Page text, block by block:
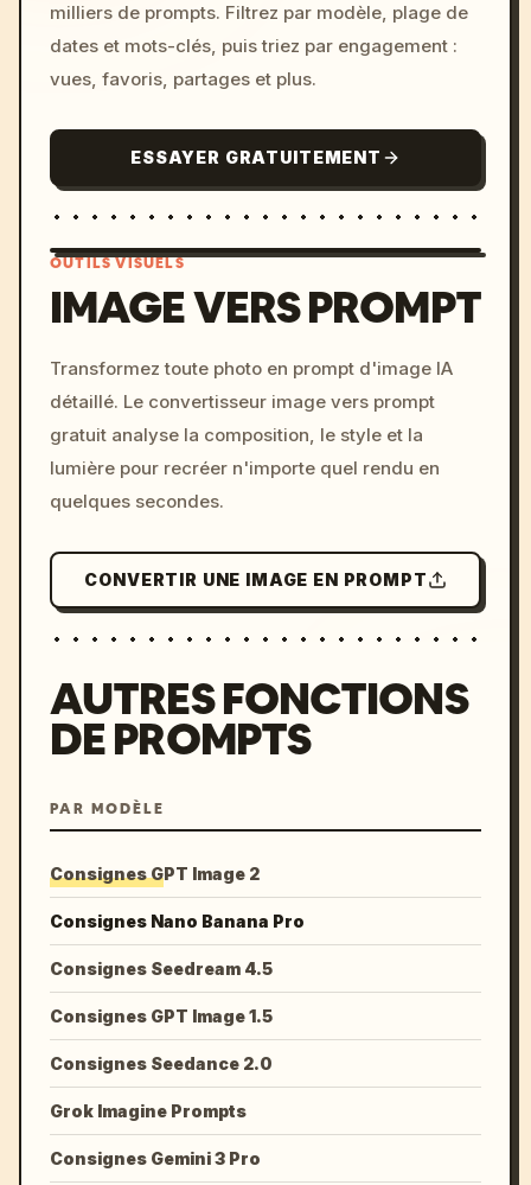
milliers de prompts. Filtrez par modèle, plage de
dates et mots-clés, puis triez par engagement :
vues, favoris, partages et plus.
ESSAYER GRATUITEMENT
c, cyberpunk sunset, neon
colors, 8k --v 6.0
OUTILS VISUELS
IMAGE VERS PROMPT
Transformez toute photo en prompt d'image IA
détaillé. Le convertisseur image vers prompt
gratuit analyse la composition, le style et la
lumière pour recréer n'importe quel rendu en
quelques secondes.
CONVERTIR UNE IMAGE EN PROMPT
AUTRES FONCTIONS
DE PROMPTS
PAR MODÈLE
Consignes GPT Image 2
Consignes Nano Banana Pro
Consignes Seedream 4.5
Consignes GPT Image 1.5
Consignes Seedance 2.0
Grok Imagine Prompts
Consignes Gemini 3 Pro